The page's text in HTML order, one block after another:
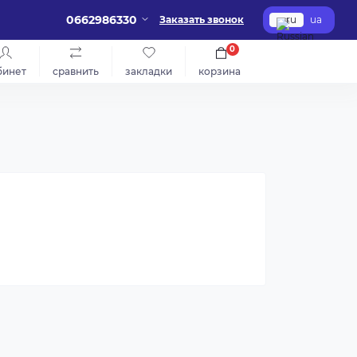
0662986330 Заказать звонок ru ua
сравнить закладки корзина
0